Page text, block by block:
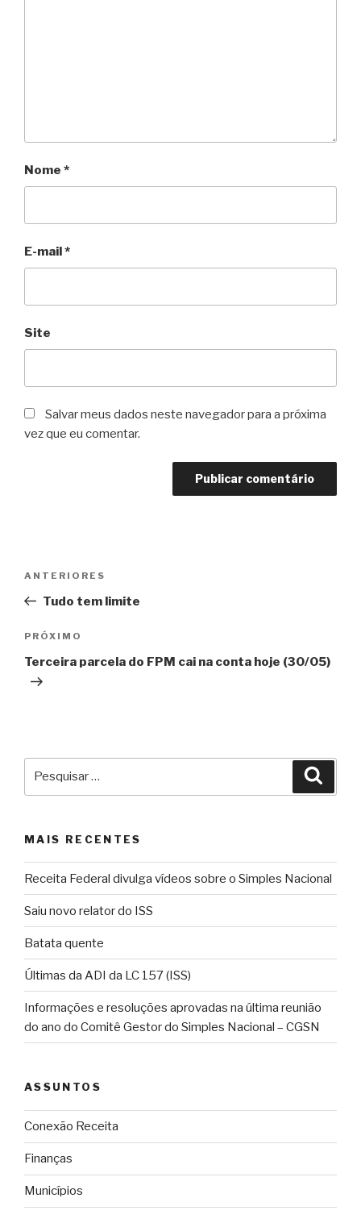
Nome *
E-mail*
Site
Salvar meus dados neste navegador para a próxima
vez que eu comentar.
Post
Post
anterior
ANTERIORES
Tudo tem limite
Próximo
post
PRÓXIMO
Terceira parcela do FPM cai na conta hoje (30/05)
MAIS RECENTES
Receita Federal divulga vídeos sobre o Simples Nacional
Saiu novo relator do ISS
Batata quente
Últimas da ADI da LC 157 (ISS)
Informações e resoluções aprovadas na última reunião
do ano do Comitê Gestor do Simples Nacional – CGSN
ASSUNTOS
Conexão Receita
Finanças
Municípios